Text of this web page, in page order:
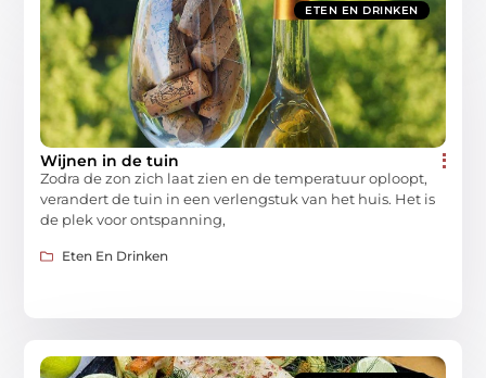
ETEN EN DRINKEN
Wijnen in de tuin
Zodra de zon zich laat zien en de temperatuur oploopt,
verandert de tuin in een verlengstuk van het huis. Het is
de plek voor ontspanning,
Eten En Drinken